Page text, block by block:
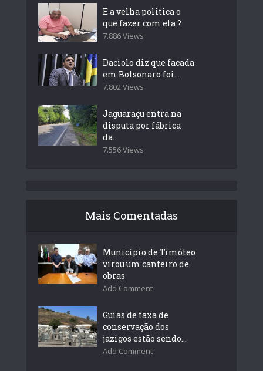
E a velha politica o
que fazer com ela ?
7.886 Views
Daciolo diz que facada
em Bolsonaro foi...
7.802 Views
Jaguaraçu entra na
disputa por fábrica
da...
7.556 Views
Mais Comentadas
Município de Timóteo
virou um canteiro de
obras
Add Comment
Guias de taxa de
conservação dos
jazigos estão sendo...
Add Comment